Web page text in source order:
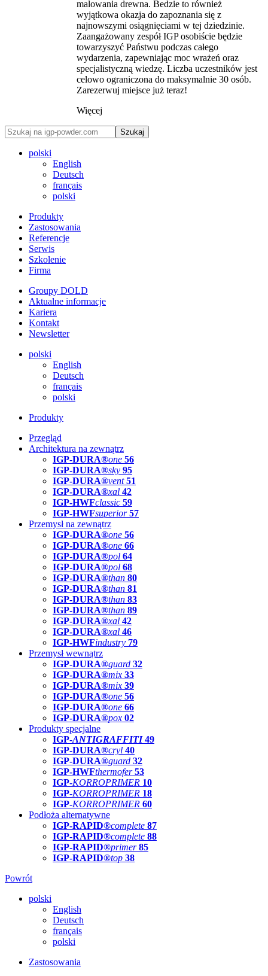
malowania drewna. Bedzie to również
wyjątkowa okazja do zapoznania się z
najnowszymi osiągnięciami w tej dziedzinie.
Zaangażowany zespół IGP osobiście będzie
towarzyszyć Państwu podczas całego
wydarzenia, zapewniając moc wrażeń oraz
specjalistyczną wiedzę. Liczba uczestników jest
celowo ograniczona do maksymalnie 30 osób.
Zarezerwuj miejsce już teraz!
Więcej
Szukaj
polski
English
Deutsch
français
polski
Produkty
Zastosowania
Referencje
Serwis
Szkolenie
Firma
Groupy DOLD
Aktualne informacje
Kariera
Kontakt
Newsletter
polski
English
Deutsch
français
polski
Produkty
Przegląd
Architektura na zewnątrz
IGP-DURA®one 56
IGP-DURA®sky 95
IGP-DURA®vent 51
IGP-DURA®xal 42
IGP-HWFclassic 59
IGP-HWFsuperior 57
Przemysł na zewnątrz
IGP-DURA®one 56
IGP-DURA®one 66
IGP-DURA®pol 64
IGP-DURA®pol 68
IGP-DURA®than 80
IGP-DURA®than 81
IGP-DURA®than 83
IGP-DURA®than 89
IGP-DURA®xal 42
IGP-DURA®xal 46
IGP-HWFindustry 79
Przemysł wewnątrz
IGP-DURA®guard 32
IGP-DURA®mix 33
IGP-DURA®mix 39
IGP-DURA®one 56
IGP-DURA®one 66
IGP-DURA®pox 02
Produkty specjalne
IGP-ANTIGRAFFITI49
IGP-DURA®cryl 40
IGP-DURA®guard 32
IGP-HWFthermofer 53
IGP-KORROPRIMER 10
IGP-KORROPRIMER 18
IGP-KORROPRIMER 60
Podłoża alternatywne
IGP-RAPID®complete 87
IGP-RAPID®complete 88
IGP-RAPID®primer 85
IGP-RAPID®top 38
Powrót
polski
English
Deutsch
français
polski
Zastosowania